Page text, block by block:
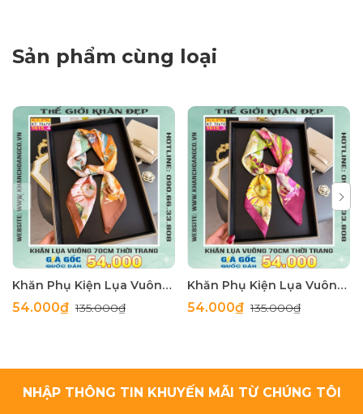
Sản phẩm cùng loại
Khăn Phụ Kiện Lụa Vuông 70cm - Thế Giới Khăn Đẹp C1062_4
54.000₫135.000₫
Khăn Phụ Kiện Lụa Vuông 70cm - Thế Giới Khăn Đẹp C1062_3
54.000₫135.000₫
NHẬP THÔNG TIN KHUYẾN MÃI TỪ CHÚNG TÔI